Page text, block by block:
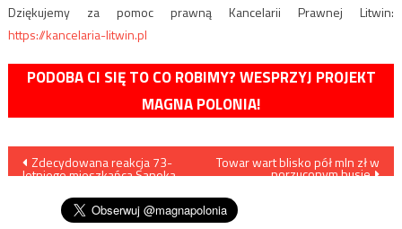
Dziękujemy za pomoc prawną Kancelarii Prawnej Litwin:
https://kancelaria-litwin.pl
PODOBA CI SIĘ TO CO ROBIMY? WESPRZYJ PROJEKT
MAGNA POLONIA!
Nawigacja
wpisu
Zdecydowana reakcja 73-
letniego mieszkańca Sanoka
Towar wart blisko pół mln zł w
porzuconym busie